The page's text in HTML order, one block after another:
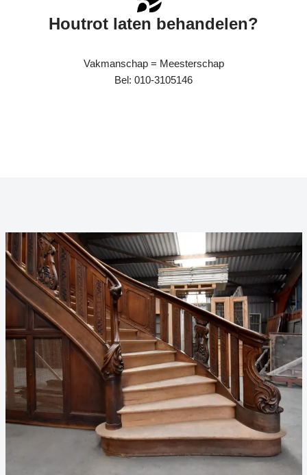
Houtrot laten behandelen?
Vakmanschap = Meesterschap
Bel: 010-3105146